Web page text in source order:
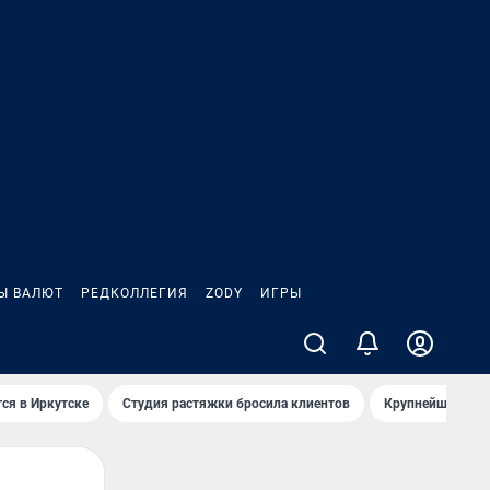
ВАЛЮТ РЕДКОЛЛЕГИЯ ZODY ИГРЫ
в Иркутске Студия растяжки бросила клиентов Крупнейшие